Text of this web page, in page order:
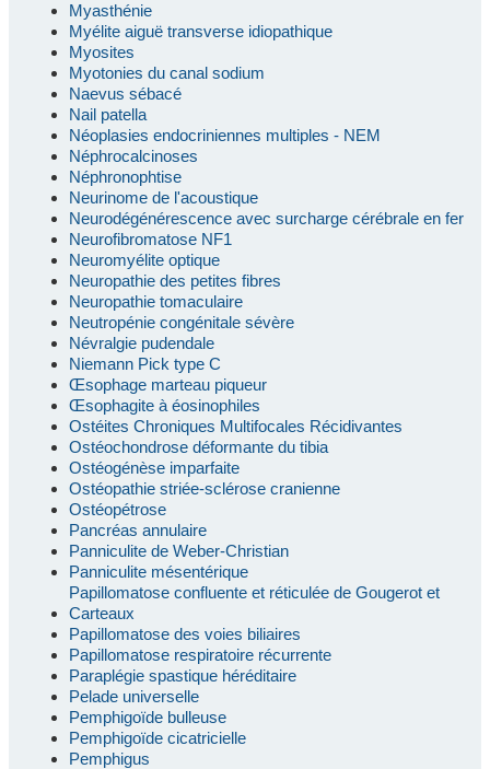
Myasthénie
Myélite aiguë transverse idiopathique
Myosites
Myotonies du canal sodium
Naevus sébacé
Nail patella
Néoplasies endocriniennes multiples - NEM
Néphrocalcinoses
Néphronophtise
Neurinome de l'acoustique
Neurodégénérescence avec surcharge cérébrale en fer
Neurofibromatose NF1
Neuromyélite optique
Neuropathie des petites fibres
Neuropathie tomaculaire
Neutropénie congénitale sévère
Névralgie pudendale
Niemann Pick type C
Œsophage marteau piqueur
Œsophagite à éosinophiles
Ostéites Chroniques Multifocales Récidivantes
Ostéochondrose déformante du tibia
Ostéogénèse imparfaite
Ostéopathie striée-sclérose cranienne
Ostéopétrose
Pancréas annulaire
Panniculite de Weber-Christian
Panniculite mésentérique
Papillomatose confluente et réticulée de Gougerot et
Carteaux
Papillomatose des voies biliaires
Papillomatose respiratoire récurrente
Paraplégie spastique héréditaire
Pelade universelle
Pemphigoïde bulleuse
Pemphigoïde cicatricielle
Pemphigus